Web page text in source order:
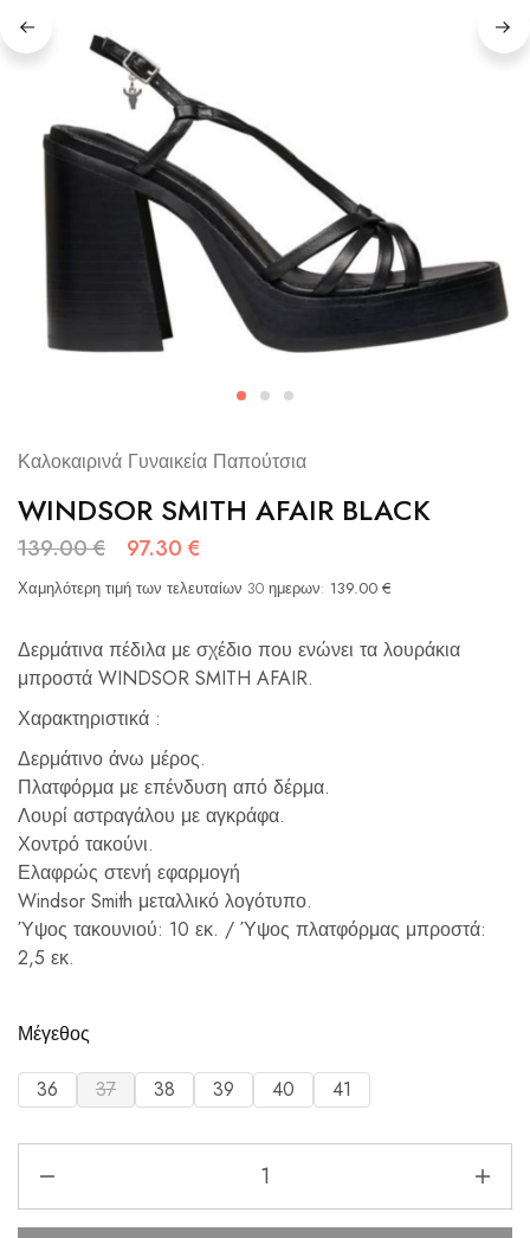
Καλοκαιρινά Γυναικεία Παπούτσια
WINDSOR SMITH AFAIR BLACK
139.00€ 97.30 €
Χαμηλότερη τιμή των τελευταίων 30 ημερων: 139.00 €
Δερμάτινα πέδιλα με σχέδιο που ενώνει τα λουράκια
μπροστά WINDSOR SMITH AFAIR.
Χαρακτηριστικά :
Δερμάτινο άνω μέρος.
Πλατφόρμα με επένδυση από δέρμα.
Λουρί αστραγάλου με αγκράφα.
Χοντρό τακούνι.
Ελαφρώς στενή εφαρμογή
Windsor Smith μεταλλικό λογότυπο.
Ύψος τακουνιού: 10 εκ. / Ύψος πλατφόρμας μπροστά:
2,5 εκ.
Μέγεθος
36 37 38 39 40 41